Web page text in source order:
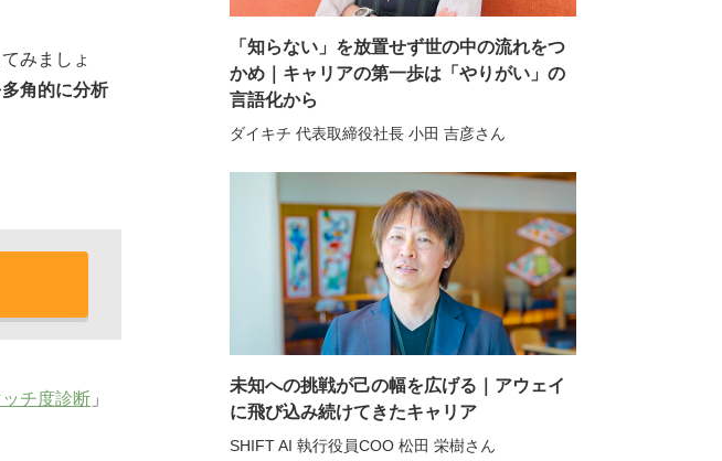
みましょ
角的に分析
チ度診断 」
「知らない」を放置せず世の中の流れをつ
かめ｜キャリアの第一歩は「やりがい」の
言語化から
ダイキチ 代表取締役社長 小田 吉彦さん
未知への挑戦が己の幅を広げる｜アウェイ
に飛び込み続けてきたキャリア
SHIFT AI 執行役員COO 松田 栄樹さん